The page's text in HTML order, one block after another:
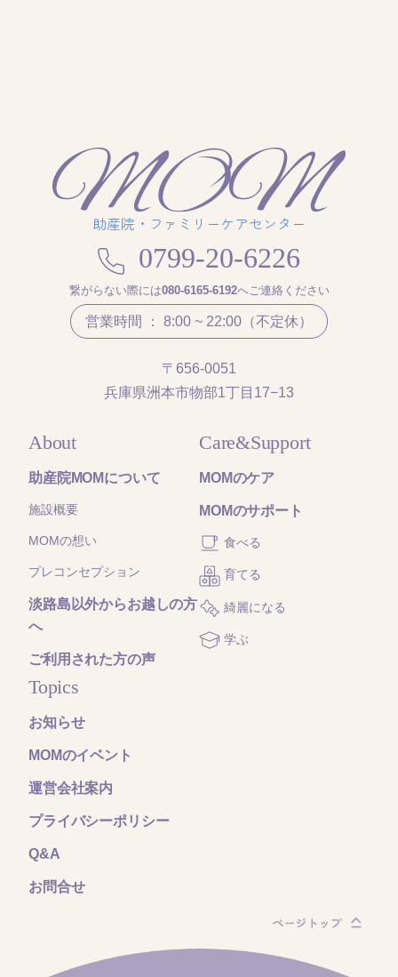
助産院・ファミリーケアセンター
0799-20-6226
繋がらない際には080-6165-6192へご連絡ください
営業時間 ： 8:00 ~ 22:00（不定休）
〒656-0051
兵庫県洲本市物部1丁目17−13
About
助産院MOMについて
施設概要
MOMの想い
プレコンセプション
淡路島以外からお越しの方
へ
ご利用された方の声
Care&Support
MOMのケア
MOMのサポート
食べる
育てる
綺麗になる
学ぶ
Topics
お知らせ
MOMのイベント
運営会社案内
プライバシーポリシー
Q&A
お問合せ